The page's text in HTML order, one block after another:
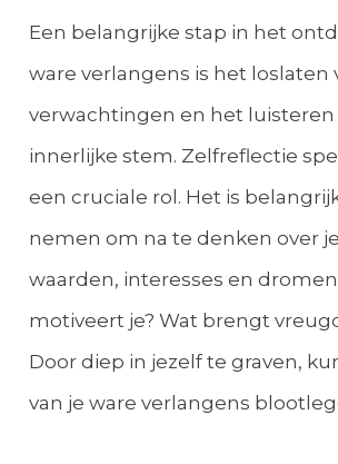
Een belangrijke stap in het
ware verlangens is het loslaten
verwachtingen en het luisteren
innerlijke stem. Zelfreflectie
een cruciale rol. Het is
nemen om na te denken over
waarden, interesses en
motiveert je? Wat brengt
Door diep in jezelf te graven,
van je ware verlangens